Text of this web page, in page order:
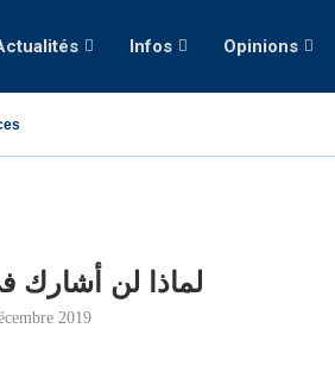
Infos Opinions
لماذا لن أشارك
2019